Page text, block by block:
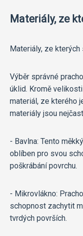
Materiály, ze
Materiály, ze
Výběr správné
úklid. Kromě
materiál, ze kterého
materiály jsou
- Bavlna: Tento
oblíben pro svou
poškrábání povrchu.
- Mikrovlákno:
schopnost zachytit
tvrdých površích.